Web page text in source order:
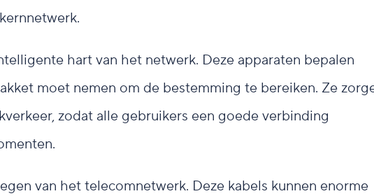
hart van het netwerk. Deze apparaten bepalen
moet nemen om de bestemming te bereiken. Ze
zodat alle gebruikers een goede verbinding
van het telecomnetwerk. Deze kabels kunnen enorme